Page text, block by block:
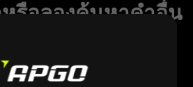
รือลองค้นหาคำอื่น
คำหรือลองค้นหาคำอื่น